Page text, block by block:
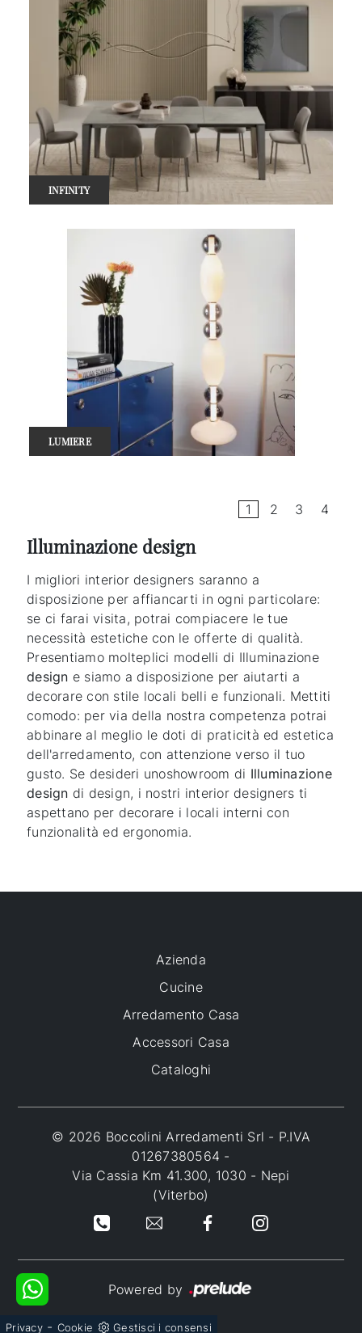
INFINITY
LUMIERE
1 2 3 4
Illuminazione design
I migliori interior designers saranno a
disposizione per affiancarti in ogni particolare:
se ci farai visita, potrai compiacere le tue
necessità estetiche con le offerte di qualità.
Presentiamo molteplici modelli di Illuminazione
design e siamo a disposizione per aiutarti a
decorare con stile locali belli e funzionali. Mettiti
comodo: per via della nostra competenza potrai
abbinare al meglio le doti di praticità ed estetica
dell'arredamento, con attenzione verso il tuo
gusto. Se desideri unoshowroom di Illuminazione
design di design, i nostri interior designers ti
aspettano per decorare i locali interni con
funzionalità ed ergonomia.
Azienda
Cucine
Arredamento Casa
Accessori Casa
Cataloghi
© 2026 Boccolini Arredamenti Srl - P.IVA
01267380564 -
Via Cassia Km 41.300, 1030 - Nepi
(Viterbo)
Powered by
Privacy- Cookie Gestisci i consensi